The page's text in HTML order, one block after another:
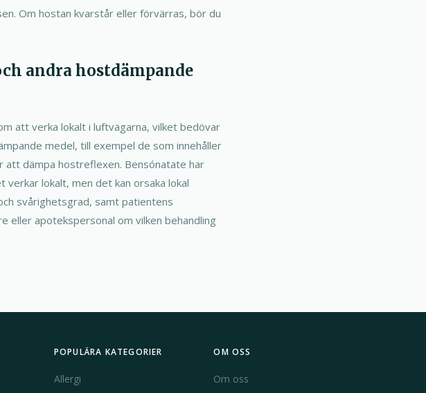
Om hostan kvarstår eller förvärras, bör du
andra hostdämpande
att verka lokalt i luftvägarna, vilket bedövar
medel, till exempel de som innehåller
dämpa hostreflexen. Bensónatate har
lokalt, men det kan orsaka lokal
svårighetsgrad, samt patientens
eller apotekspersonal om vilken behandling
POPULÄRA KATEGORIER
Allergi
OM OSS
Om oss